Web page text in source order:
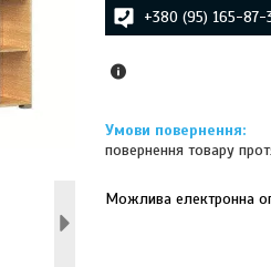
+380 (95) 165-87-
повернення товару